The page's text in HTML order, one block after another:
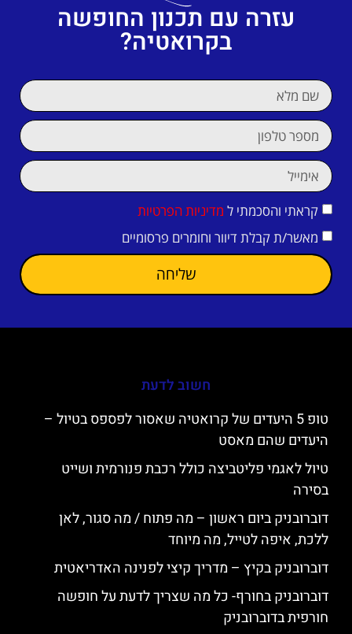
עזרה עם תכנון החופשה
בקרואטיה?
קראתי והסכמתי ל מדיניות הפרטיות
מאשר/ת קבלת דיוור וחומרים פרסומיים
שליחה
חשוב לדעת
טופ 5 היעדים של קרואטיה שאסור לפספס בטיול –
היעדים שהם מאסט
טיול לאגמי פליטביצה כולל רכבת פנורמית ושייט
בסירה
דוברובניק ביום ראשון – מה פתוח / מה סגור, לאן
ללכת, איפה לטייל, מה מיוחד
דוברובניק בקיץ – מדריך קיצי לפנינה האדריאטית
דוברובניק בחורף- כל מה שצריך לדעת על חופשה
חורפית בדוברובניק